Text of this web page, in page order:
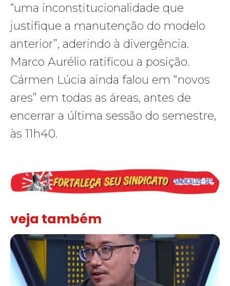
“uma inconstitucionalidade que
justifique a manutenção do modelo
anterior”, aderindo à divergência.
Marco Aurélio ratificou a posição.
Cármen Lúcia ainda falou em “novos
ares” em todas as áreas, antes de
encerrar a última sessão do semestre,
às 11h40.
veja também
Solidariedade ao jornalista Caê Vasconcelos e repúdio aos